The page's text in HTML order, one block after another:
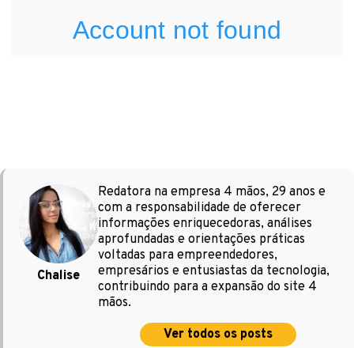
Chalise
Redatora na empresa 4 mãos, 29 anos e
com a responsabilidade de oferecer
informações enriquecedoras, análises
aprofundadas e orientações práticas
voltadas para empreendedores,
empresários e entusiastas da tecnologia,
contribuindo para a expansão do site 4
mãos.
Ver todos os posts